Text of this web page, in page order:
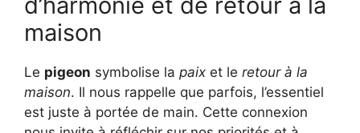
maison
Le pigeon symbolise la paix et le retour à la
maison. Il nous rappelle que parfois, l’essentiel
est juste à portée de main. Cette connexion